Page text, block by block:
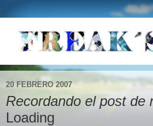
20 FEBRERO 2007
Recordando el post de
Loading